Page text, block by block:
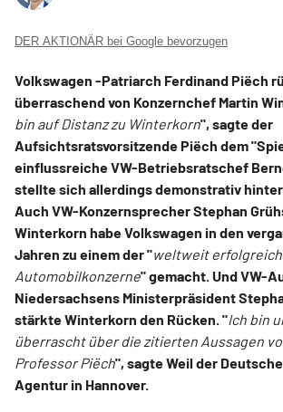
DER AKTIONÄR bei Google bevorzugen
Volkswagen -Patriarch Ferdinand Piëch
überraschend von Konzernchef Martin
bin auf Distanz zu Winterkorn", sagte der
Aufsichtsratsvorsitzende Piëch dem
einflussreiche VW-Betriebsratschef
stellte sich allerdings demonstrativ
Auch VW-Konzernsprecher Stephan
Winterkorn habe Volkswagen in den
Jahren zu einem der "weltweit
Automobilkonzerne" gemacht. Und VW-
Niedersachsens Ministerpräsident
stärkte Winterkorn den Rücken. "Ich bin
überrascht über die zitierten Aussagen
Professor Piëch", sagte Weil der
Agentur in Hannover.